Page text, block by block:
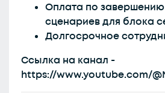
Оплата по
сценариев для блока
Долгосрочное
Ссылка на канал -
https://www.youtube.com/